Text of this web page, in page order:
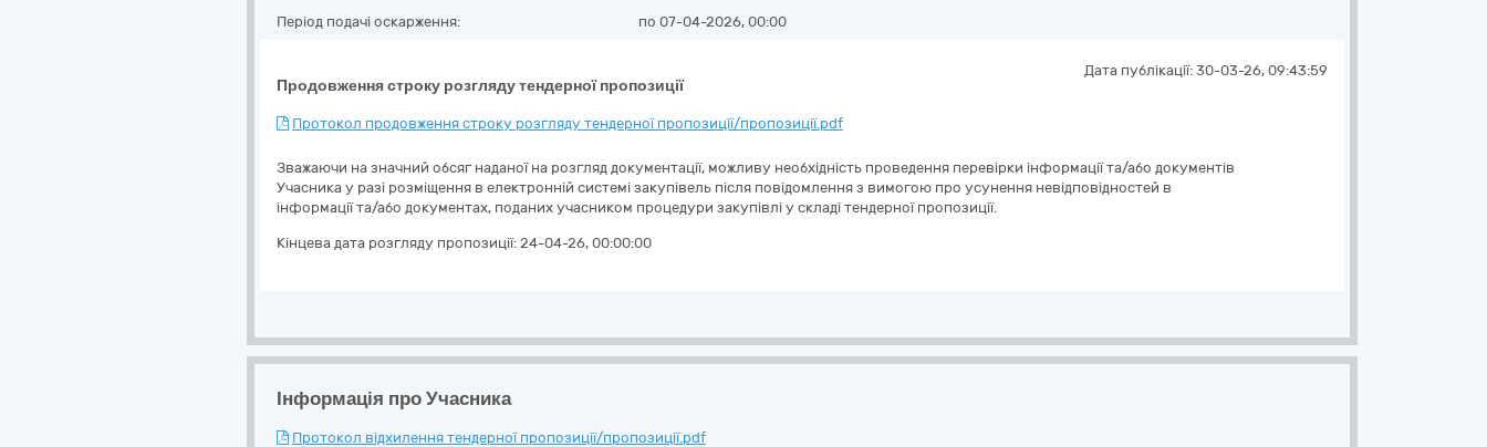
Період подачі оскарження: по 07-04-2026, 00:00
Продовження строку розгляду тендерної пропозиції
Дата публікації: 30-03-26, 09:43:59
Протокол продовження строку розгляду тендерної пропозиції/пропозиції.pdf
Зважаючи на значний обсяг наданої на розгляд документації, можливу необхідність проведення перевірки інформації та/або документів
Учасника у разі розміщення в електронній системі закупівель після повідомлення з вимогою про усунення невідповідностей в
інформації та/або документах, поданих учасником процедури закупівлі у складі тендерної пропозиції.
Кінцева дата розгляду пропозиції: 24-04-26, 00:00:00
Інформація про Учасника
Протокол відхилення тендерної пропозиції/пропозиції.pdf